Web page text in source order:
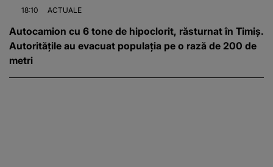
18:10 ACTUALE
Autocamion cu 6 tone de hipoclorit, răsturnat în Timiș.
Autoritățile au evacuat populația pe o rază de 200 de
metri